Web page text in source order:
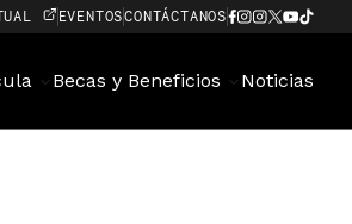
EVENTOSCONTÁCTANOS
Becas y Beneficios Noticias